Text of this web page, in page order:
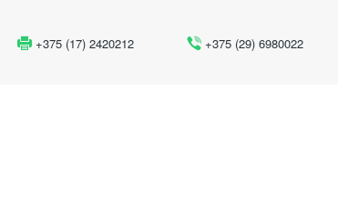
+375 (17) 2420212 +375 (29) 6980022